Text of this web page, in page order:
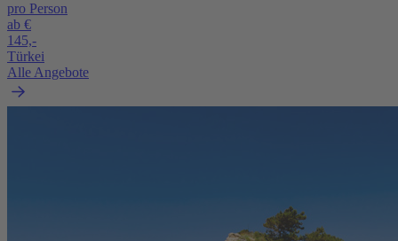
pro Person
ab €
145,-
Türkei
Alle Angebote